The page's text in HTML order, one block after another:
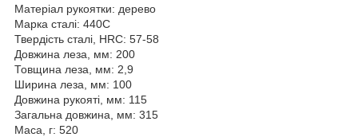
Матеріал рукоятки: дерево
Марка сталі: 440С
Твердість сталі, HRC: 57-58
Довжина леза, мм: 200
Товщина леза, мм: 2,9
Ширина леза, мм: 100
Довжина рукояті, мм: 115
Загальна довжина, мм: 315
Маса, г: 520